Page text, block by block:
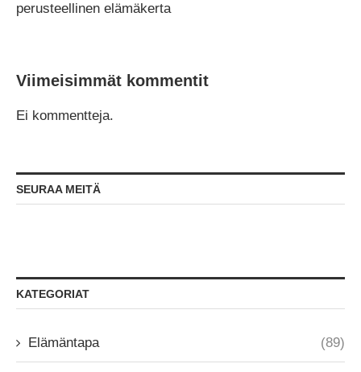
perusteellinen elämäkerta
Viimeisimmät kommentit
Ei kommentteja.
SEURAA MEITÄ
KATEGORIAT
Elämäntapa (89)